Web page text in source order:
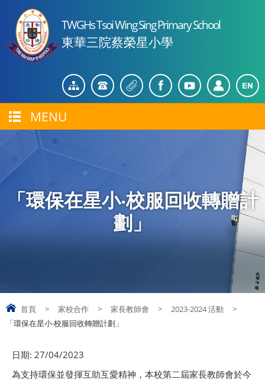
TWGHs Tsoi Wing Sing Primary School
東華三院蔡榮星小學
MENU
「環保在星小‧校服回收轉贈計
劃」
首頁 > 家校合作 > 家長教師會 > 2023-2024 活動
>
「環保在星小‧校服回收轉贈計劃」
日期: 27/04/2023
為支持環保並發揮互助互愛精神，本校第二屆家長教師會於今